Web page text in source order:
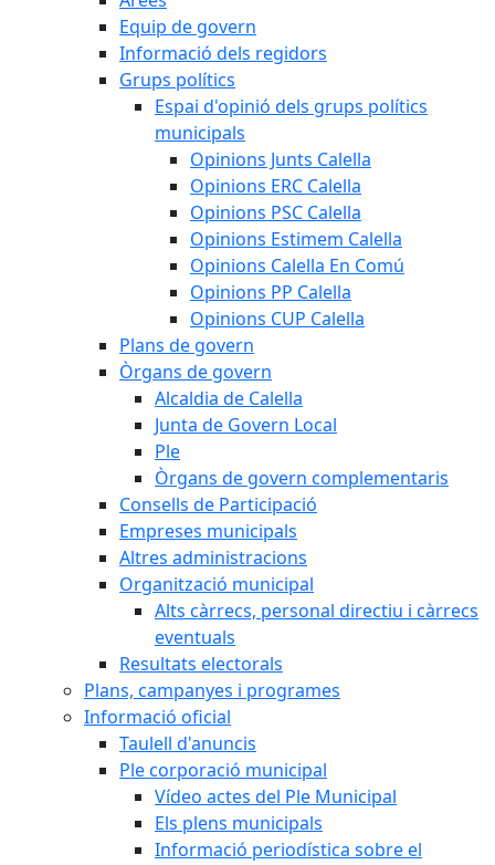
Equip de govern
Informació dels regidors
Grups polítics
Espai d'opinió dels grups polítics
municipals
Opinions Junts Calella
Opinions ERC Calella
Opinions PSC Calella
Opinions Estimem Calella
Opinions Calella En Comú
Opinions PP Calella
Opinions CUP Calella
Plans de govern
Òrgans de govern
Alcaldia de Calella
Junta de Govern Local
Ple
Òrgans de govern complementaris
Consells de Participació
Empreses municipals
Altres administracions
Organització municipal
Alts càrrecs, personal directiu i càrrecs
eventuals
Resultats electorals
Plans, campanyes i programes
Informació oficial
Taulell d'anuncis
Ple corporació municipal
Vídeo actes del Ple Municipal
Els plens municipals
Informació periodística sobre el